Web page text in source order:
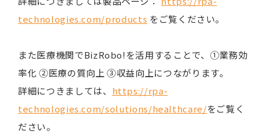
technologies.com/products をご覧ください。
また医療機関でBizRobo!を活用することで、①業務効
率化 ②医療の質向上 ③収益向上につながります。
詳細につきましては、 https://rpa-
technologies.com/solutions/healthcare/をご覧く
ださい。